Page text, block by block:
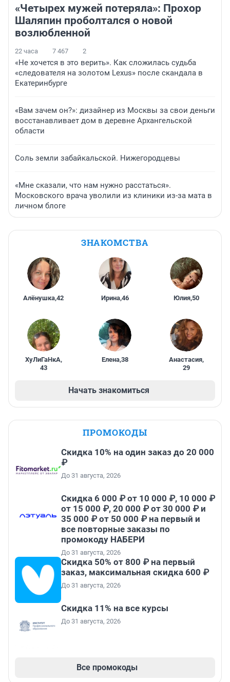
«Четырех мужей потеряла»: Прохор
Шаляпин проболтался о новой
возлюбленной
22 часа 7 467 2
«Не хочется в это верить». Как сложилась судьба
«следователя на золотом Lexus» после скандала в
Екатеринбурге
«Вам зачем он?»: дизайнер из Москвы за свои деньги
восстанавливает дом в деревне Архангельской
области
Соль земли забайкальской. Нижегородцевы
«Мне сказали, что нам нужно расстаться».
Московского врача уволили из клиники из-за мата в
личном блоге
ЗНАКОМСТВА
Алёнушка,42 Ирина,46 Юлия,50
ХуЛиГаНкА,
43
Елена,38 Анастасия,
29
Начать знакомиться
ПРОМОКОДЫ
Скидка 10% на один заказ до 20 000
₽
До 31 августа, 2026
Скидка 6 000 ₽ от 10 000 ₽, 10 000 ₽
от 15 000 ₽, 20 000 ₽ от 30 000 ₽ и
35 000 ₽ от 50 000 ₽ на первый и
все повторные заказы по
промокоду НАБЕРИ
До 31 августа, 2026
Скидка 50% от 800 ₽ на первый
заказ, максимальная скидка 600 ₽
До 31 августа, 2026
Скидка 11% на все курсы
До 31 августа, 2026
Все промокоды